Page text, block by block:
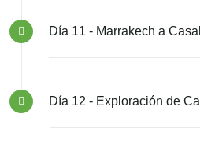
Día 11 - Marrakech a
Día 12 - Exploración de